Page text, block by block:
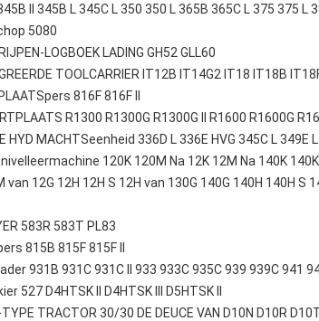
II 345B L 345C L 350 350 L 365B 365C L 375 375 L
5080
LOGBOEK LADING GH52 GLL60
TOOLCARRIER IT12B IT14G2 IT18 IT18B
816F 816F II
R1300 R1300G R1300G II R1600 R1600G
HYD MACHTSeenheid 336D L 336E HVG 345C L 349E L
120K 120M Na 12K 12M Na 140K
van 12G 12H 12H S 12H van 130G 140G 140H 140H S
583R 583T PL83
815B 815F 815F II
931B 931C 931C II 933 933C 935C 939 939C 941
527 D4HTSK II D4HTSK III D5HTSK II
TRACTOR 30/30 DE DEUCE VAN D10N D10R